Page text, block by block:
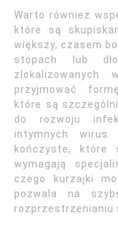
Warto również
które są
większy, czasem
stopach lub
przyjmować
które są
do rozwoju
intymnych wirus
kończyste, które
wymagają
czego kurzajki
pozwala na
rozprzestrzenianiu